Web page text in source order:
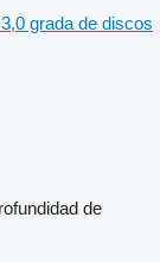
grada de discos
de